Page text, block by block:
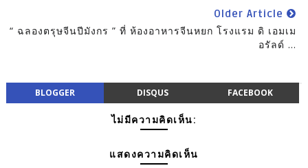
Older Article
“ ฉลองตรุษจีนปีมังกร ” ที่ ห้องอาหารจีนหยก โรงแรม ดิ เอมเม
อรัลด์ ...
BLOGGER DISQUS FACEBOOK
ไม่มีความคิดเห็น:
แสดงความคิดเห็น